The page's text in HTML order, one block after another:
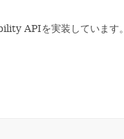
APIを実装しています。